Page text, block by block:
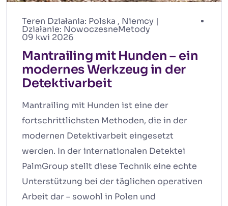
Teren Działania: Polska , Niemcy |
Działanie: NowoczesneMetody
09 kwi 2026
Mantrailing mit Hunden – ein
modernes Werkzeug in der
Detektivarbeit
Mantrailing mit Hunden ist eine der
fortschrittlichsten Methoden, die in der
modernen Detektivarbeit eingesetzt
werden. In der internationalen Detektei
PalmGroup stellt diese Technik eine echte
Unterstützung bei der täglichen operativen
Arbeit dar – sowohl in Polen und